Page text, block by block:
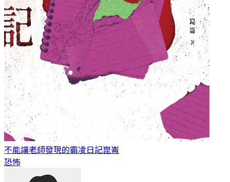
不能讓老師發現的霸凌日記崑崙
恐怖